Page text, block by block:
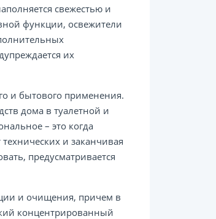
свежестью и
функции, освежители
их
и бытового применения.
дома в туалетной и
– это когда
и заканчивая
предусматривается
и очищения, причем в
концентрированный